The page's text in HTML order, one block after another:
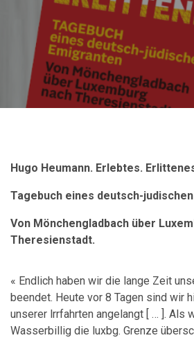
Hugo Heumann. Erlebtes.
Tagebuch eines deutsch-
Von Mönchengladbach über
Theresienstadt.
« Endlich haben wir die lange Zeit
beendet. Heute vor 8 Tagen sind wir
unserer lrrfahrten angelangt [ … ]. Als
Wasserbillig die luxbg. Grenze